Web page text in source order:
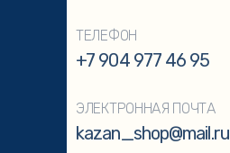
ЭЛЕКТРОННАЯ ПОЧТА
ТЕЛЕФОН
+7 904 977 46 95
kazan_shop@mail.ru